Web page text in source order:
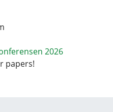
2026
papers!